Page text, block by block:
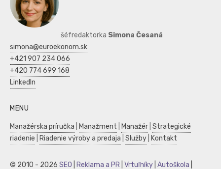
šéfredaktorka Simona Česaná
simona@euroekonom.sk
+421 907 234 066
+420 774 699 168
LinkedIn
MENU
Manažérska príručka Manažment Manažér Strategické
riadenie
Riadenie výroby a predaja Služby Kontakt
© 2010 - 2026 SEO Reklama a PR Vrtuľníky Autoškola